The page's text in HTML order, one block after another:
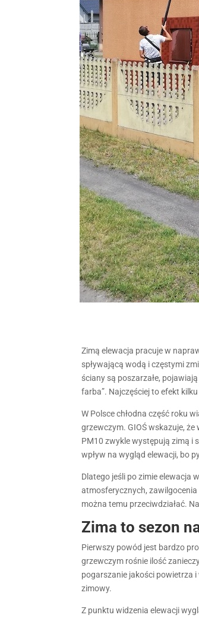
Zimą elewacja pracuje w
spływającą wodą i częstymi
ściany są poszarzałe,
farba”. Najczęściej to efekt
W Polsce chłodna część roku
grzewczym. GIOŚ wskazuje,
PM10 zwykle występują zimą i
wpływ na wygląd elewacji, bo
Dlatego jeśli po zimie elewacja
atmosferycznych,
można temu przeciwdziałać.
Zima to sezon
Pierwszy powód jest bardzo
grzewczym rośnie ilość
pogarszanie jakości powietrza
zimowy.
Z punktu widzenia elewacji